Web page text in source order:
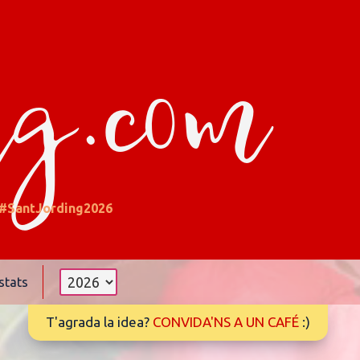
T'agrada la idea? CONVIDA'NS A UN CAFÉ :)